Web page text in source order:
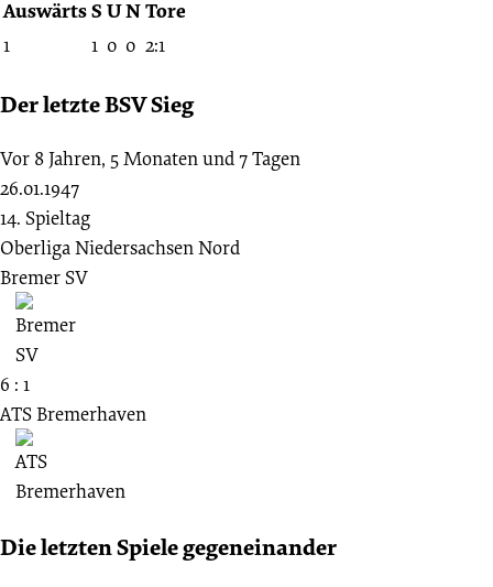
AuswärtsS UNTore
1 1 0 0 2:1
Der letzte BSV Sieg
Vor 8 Jahren, 5 Monaten und 7 Tagen
26.01.1947
14. Spieltag
Oberliga Niedersachsen Nord
Bremer SV
6 : 1
ATS Bremerhaven
Die letzten Spiele gegeneinander